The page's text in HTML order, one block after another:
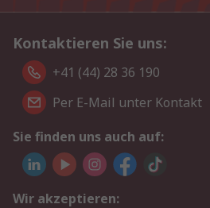
Kontaktieren Sie uns:
+41 (44) 28 36 190
Per E-Mail unter Kontakt
Sie finden uns auch auf:
Wir akzeptieren: